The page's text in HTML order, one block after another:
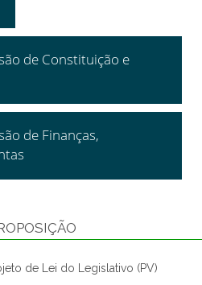
de Constituição e
de Finanças,
de Lei do Legislativo (PV)